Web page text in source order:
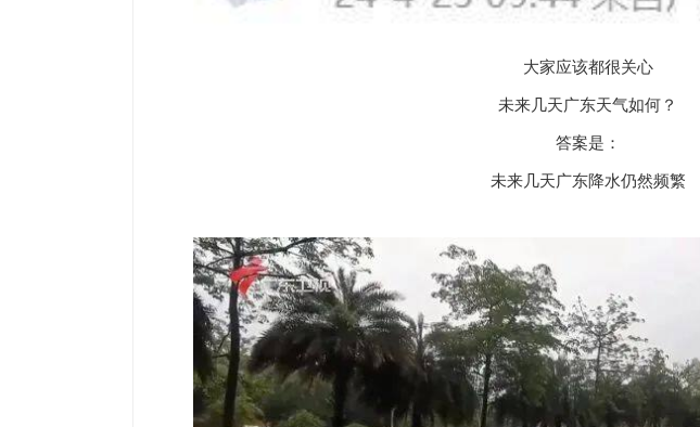
大家应该都很关心
未来几天广东天气如何？
答案是：
未来几天广东降水仍然频繁